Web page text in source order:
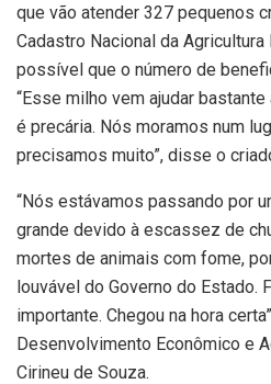
que vão atender 327 pequenos
Cadastro Nacional da Agricultura
possível que o número de
“Esse milho vem ajudar
é precária. Nós moramos num
precisamos muito”, disse o
“Nós estávamos passando por
grande devido à escassez de
mortes de animais com fome,
louvável do Governo do Estado.
importante. Chegou na hora
Desenvolvimento Econômico e
Cirineu de Souza.